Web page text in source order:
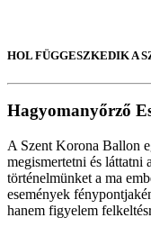
HOL FÜGGESZKEDIK A
Hagyomanyőrző
A Szent Korona Ballon
megismertetni és láttatni
történelmünket a ma
események
hanem figyelem